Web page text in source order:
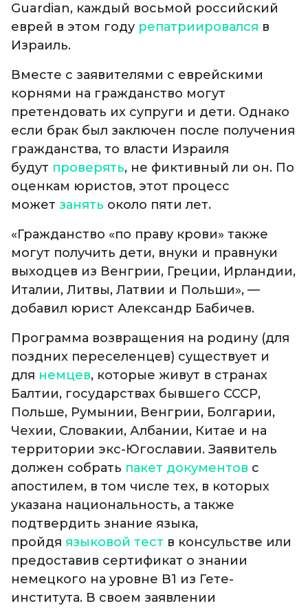
Guardian, каждый восьмой российский
еврей в этом году репатриировался в
Израиль.
Вместе с заявителями с еврейскими
корнями на гражданство могут
претендовать их супруги и дети. Однако
если брак был заключен после получения
гражданства, то власти Израиля
будут проверять, не фиктивный ли он. По
оценкам юристов, этот процесс
может занять около пяти лет.
«Гражданство «по праву крови» также
могут получить дети, внуки и правнуки
выходцев из Венгрии, Греции, Ирландии,
Италии, Литвы, Латвии и Польши», —
добавил юрист Александр Бабичев.
Программа возвращения на родину (для
поздних переселенцев) существует и
для немцев, которые живут в странах
Балтии, государствах бывшего СССР,
Польше, Румынии, Венгрии, Болгарии,
Чехии, Словакии, Албании, Китае и на
территории экс-Югославии. Заявитель
должен собрать пакет документов с
апостилем, в том числе тех, в которых
указана национальность, а также
подтвердить знание языка,
пройдя языковой тест в консульстве или
предоставив сертификат о знании
немецкого на уровне B1 из Гете-
института. В своем заявлении